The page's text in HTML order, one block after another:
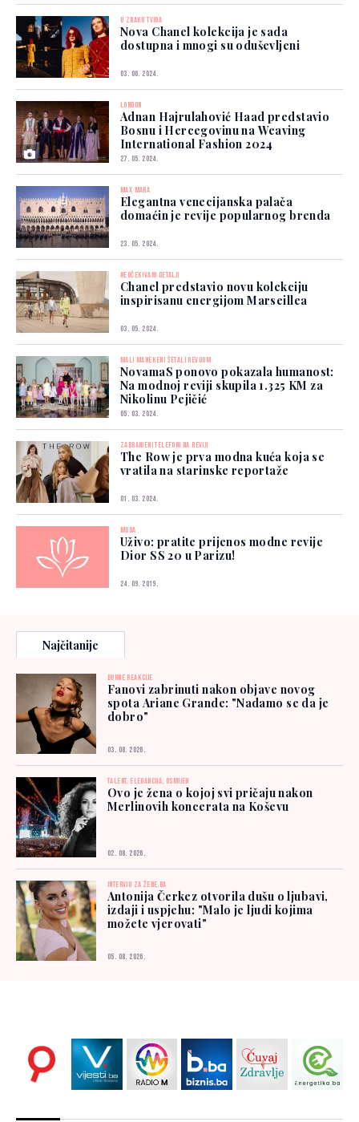
U ZNAKU TVIDA
Nova Chanel kolekcija je sada
dostupna i mnogi su oduševljeni
03. 06. 2024.
LONDON
Adnan Hajrulahović Haad predstavio
Bosnu i Hercegovinu na Weaving
International Fashion 2024
27. 05. 2024.
MAX MARA
Elegantna venecijanska palača
domaćin je revije popularnog brenda
23. 05. 2024.
NEOČEKIVANI DETALJI
Chanel predstavio novu kolekciju
inspirisanu energijom Marseillea
03. 05. 2024.
MALI MANEKENI ŠETALI REVIJOM
NovamaS ponovo pokazala humanost:
Na modnoj reviji skupila 1.325 KM za
Nikolinu Pejičić
05. 03. 2024.
ZABRANJENI TELEFONI NA REVIJI
The Row je prva modna kuća koja se
vratila na starinske reportaže
01. 03. 2024.
MODA
Uživo: pratite prijenos modne revije
Dior SS 20 u Parizu!
24. 09. 2019.
Najčitanije
BURNE REAKCIJE
Fanovi zabrinuti nakon objave novog
spota Ariane Grande: "Nadamo se da je
dobro"
03. 08. 2026.
TALENT, ELEGANCIJA, OSMIJEH
Ovo je žena o kojoj svi pričaju nakon
Merlinovih koncerata na Koševu
02. 08. 2026.
INTERVJU ZA ŽENE.BA
Antonija Čerkez otvorila dušu o ljubavi,
izdaji i uspjehu: "Malo je ljudi kojima
možete vjerovati"
05. 08. 2026.